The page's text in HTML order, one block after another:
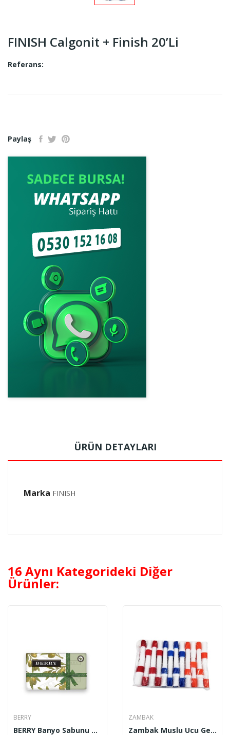
FINISH Calgonit + Finish 20’li
Referans:
Paylaş
ÜRÜN DETAYLARI
Marka FINISH
16 Aynı Kategorideki Diğer
Ürünler:
BERRY
BERRY Banyo Sabunu Zeytinyağlı 600 Gr
ZAMBAK
Zambak Muslu Ucu Geniş ZP 227